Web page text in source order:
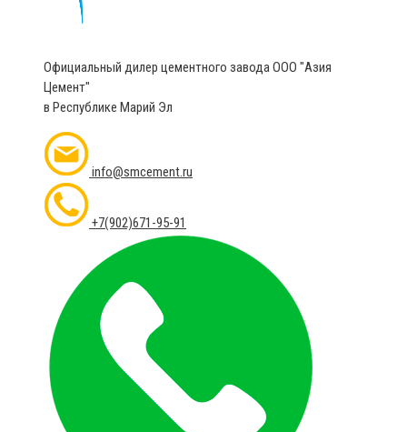
Официальный дилер цементного завода ООО "Азия
Цемент"
в Республике Марий Эл
info@smcement.ru
+7(902)671-95-91